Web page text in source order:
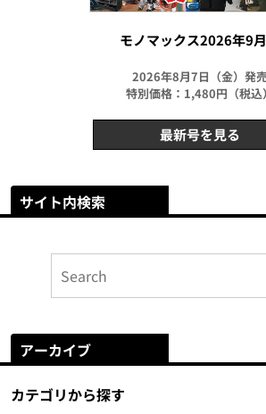
モノマックス2026年9
2026年8月7日（金）発
特別価格：1,480円（税込）
最新号を見る
サイト内検索
アーカイブ
カテゴリから探す